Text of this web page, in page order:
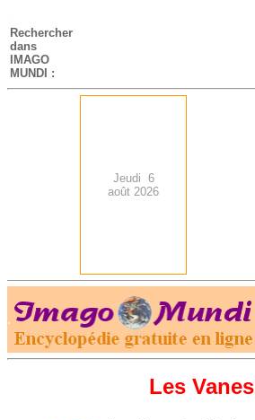
-
Rechercher
dans
IMAGO
MUNDI :
Jeudi 6
août 2026
.
Les Vanes